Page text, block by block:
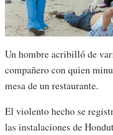
Un hombre acribilló de
compañero con quien
mesa de un restaurante.
El violento hecho se
las instalaciones de